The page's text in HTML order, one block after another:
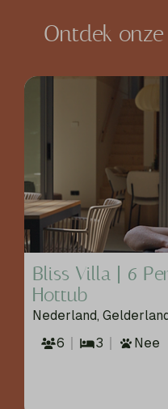
Ontdek
Bliss Villa | 6
Hottub
Nederland,
6
3 Nee